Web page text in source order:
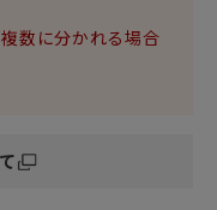
ったグリッターカラ
素敵なスパイスに。
楽しみいただけま
数に分かれる場合